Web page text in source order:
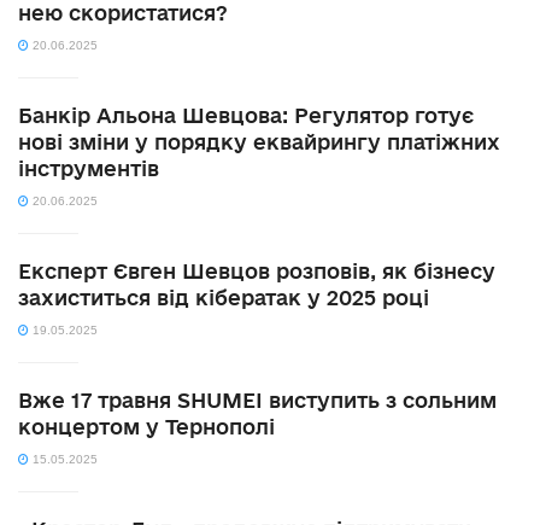
нею скористатися?
20.06.2025
Банкір Альона Шевцова: Регулятор готує
нові зміни у порядку еквайрингу платіжних
інструментів
20.06.2025
Експерт Євген Шевцов розповів, як бізнесу
захиститься від кібератак у 2025 році
19.05.2025
Вже 17 травня SHUMEI виступить з сольним
концертом у Тернополі
15.05.2025